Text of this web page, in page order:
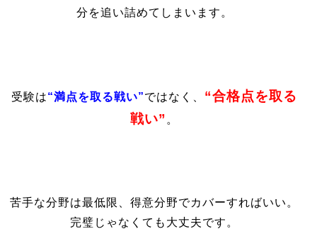
分を追い詰めてしまいます。
受験は“満点を取る戦い”ではなく、 “合格点を取る
戦い” 。
苦手な分野は最低限、得意分野でカバーすればいい。
完璧じゃなくても大丈夫です。